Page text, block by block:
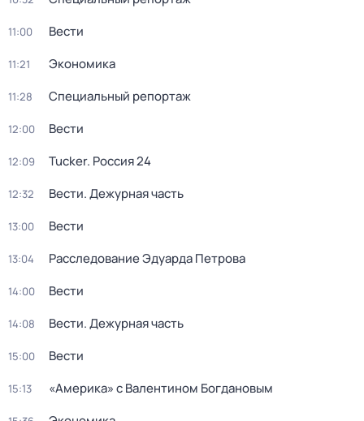
11:00 Вести
11:21 Экономика
11:28 Специальный репортаж
12:00 Вести
12:09 Tucker. Россия 24
12:32 Вести. Дежурная часть
13:00 Вести
13:04 Расследование Эдуарда Петрова
14:00 Вести
14:08 Вести. Дежурная часть
15:00 Вести
15:13 «Америка» с Валентином Богдановым